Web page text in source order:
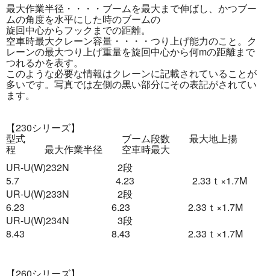
最大作業半径・・・・ブームを最大まで伸ばし、かつブー
ムの角度を水平にした時のブームの
旋回中心からフックまでの距離。
空車時最大クレーン容量・・・・つり上げ能力のこと。ク
レーンの最大つり上げ重量を旋回中心から何mの距離まで
つれるかを表す。
このような必要な情報はクレーンに記載されていることが
多いです。写真では左側の黒い部分にその表記がされてい
ます。
【230シリーズ】
型式 ブーム段数 最大地上揚
程 最大作業半径 空車時最大
UR-U(W)232N 2段
5.7 4.23 2.33ｔ×1.7M
UR-U(W)233N 2段
6.23 6.23 2.33ｔ×1.7M
UR-U(W)234N 3段
8.43 8.43 2.33ｔ×1.7M
【260シリーズ】